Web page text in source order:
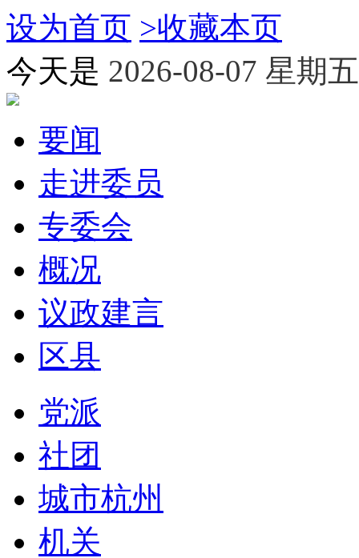
设为首页 >收藏本页
今天是 2026-08-07 星期五
要闻
走进委员
专委会
概况
议政建言
区县
党派
社团
城市杭州
机关